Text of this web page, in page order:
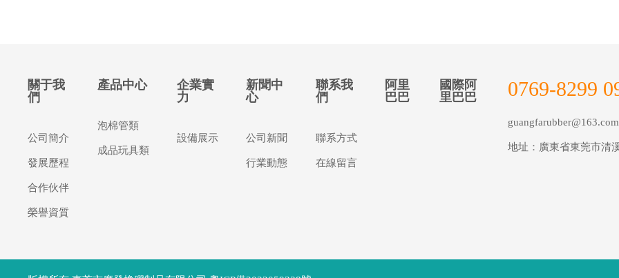
關于我
們
公司簡介
發展歷程
合作伙伴
榮譽資質
產品中心
泡棉管類
成品玩具類
企業實
力
設備展示
新聞中
心
公司新聞
行業動態
聯系我
們
聯系方式
在線留言
阿里
巴巴
國際阿
里巴巴
0769-8299
guangfarubber@163.com
地址：廣東省東莞市清